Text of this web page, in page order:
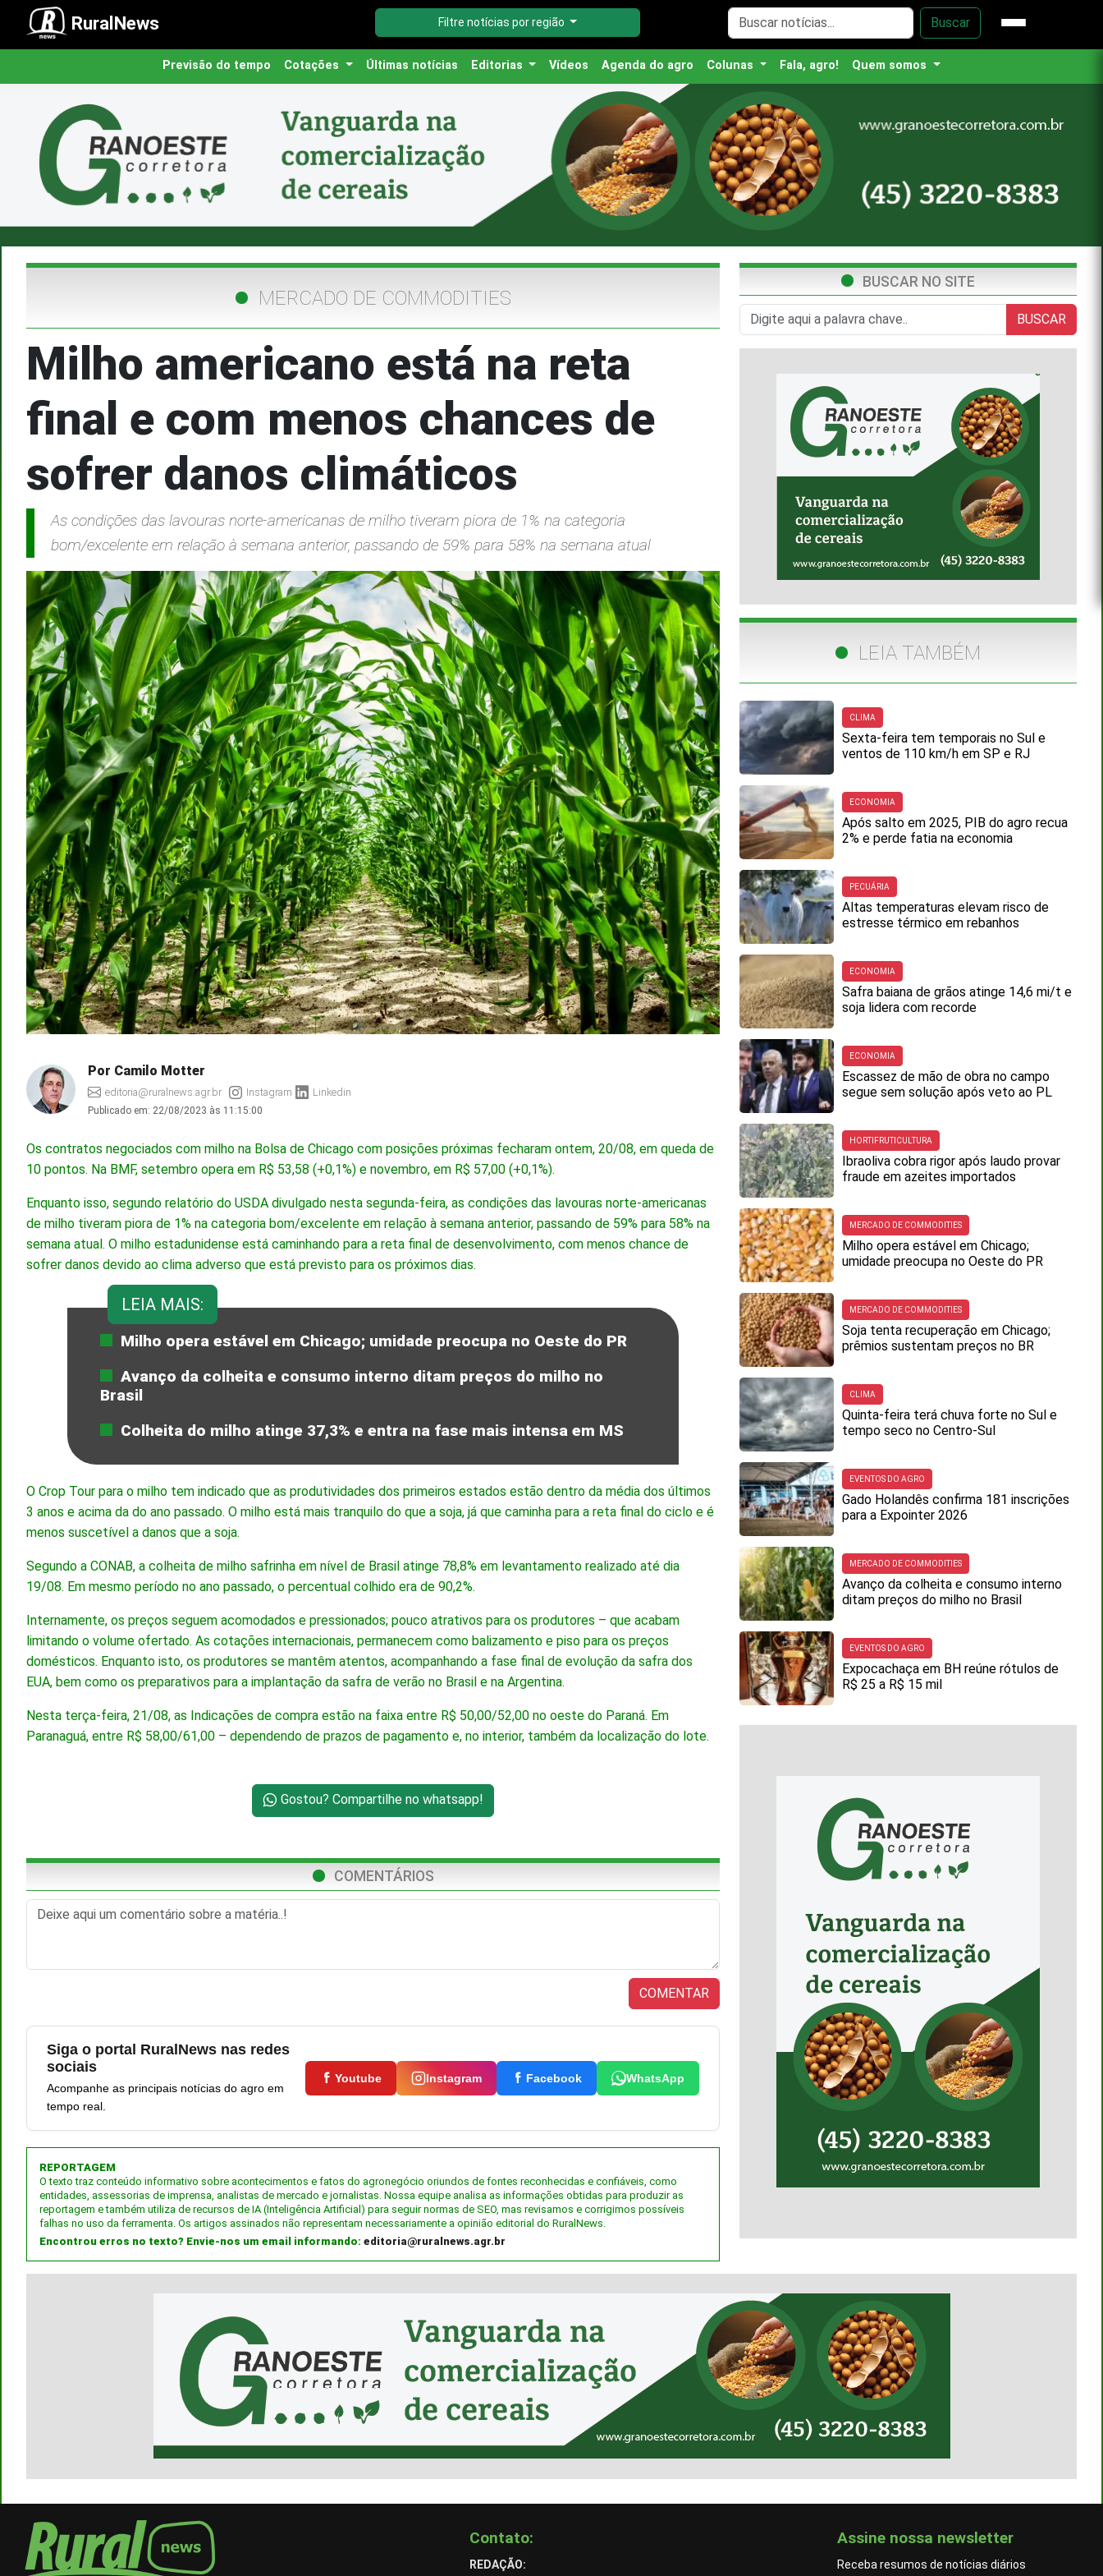
RuralNews Filtre notícias por região Buscar
Previsão do tempo Cotações Últimas notícias Editorias Vídeos Agenda do agro Colunas Fala, agro! Quem somos
MERCADO DE COMMODITIES
Milho americano está na reta
final e com menos chances de
sofrer danos climáticos
As condições das lavouras norte-americanas de milho tiveram piora de 1% na categoria
bom/excelente em relação à semana anterior, passando de 59% para 58% na semana atual
Por Camilo Motter
editoria@ruralnews.agr.br Instagram Linkedin
Publicado em: 22/08/2023 às 11:15:00
Os contratos negociados com milho na Bolsa de Chicago com posições próximas fecharam ontem, 20/08, em queda de
10 pontos. Na BMF, setembro opera em R$ 53,58 (+0,1%) e novembro, em R$ 57,00 (+0,1%).
Enquanto isso, segundo relatório do USDA divulgado nesta segunda-feira, as condições das lavouras norte-americanas
de milho tiveram piora de 1% na categoria bom/excelente em relação à semana anterior, passando de 59% para 58% na
semana atual. O milho estadunidense está caminhando para a reta final de desenvolvimento, com menos chance de
sofrer danos devido ao clima adverso que está previsto para os próximos dias.
LEIA MAIS:
Milho opera estável em Chicago; umidade preocupa no Oeste do PR
Avanço da colheita e consumo interno ditam preços do milho no
Brasil
Colheita do milho atinge 37,3% e entra na fase mais intensa em MS
O Crop Tour para o milho tem indicado que as produtividades dos primeiros estados estão dentro da média dos últimos
3 anos e acima da do ano passado. O milho está mais tranquilo do que a soja, já que caminha para a reta final do ciclo e é
menos suscetível a danos que a soja.
Segundo a CONAB, a colheita de milho safrinha em nível de Brasil atinge 78,8% em levantamento realizado até dia
19/08. Em mesmo período no ano passado, o percentual colhido era de 90,2%.
Internamente, os preços seguem acomodados e pressionados; pouco atrativos para os produtores – que acabam
limitando o volume ofertado. As cotações internacionais, permanecem como balizamento e piso para os preços
domésticos. Enquanto isto, os produtores se mantêm atentos, acompanhando a fase final de evolução da safra dos
EUA, bem como os preparativos para a implantação da safra de verão no Brasil e na Argentina.
Nesta terça-feira, 21/08, as Indicações de compra estão na faixa entre R$ 50,00/52,00 no oeste do Paraná. Em
Paranaguá, entre R$ 58,00/61,00 – dependendo de prazos de pagamento e, no interior, também da localização do lote.
Gostou? Compartilhe no whatsapp!
COMENTÁRIOS
COMENTAR
Siga o portal RuralNews nas redes
sociais
Acompanhe as principais notícias do agro em
tempo real.
Youtube Instagram Facebook WhatsApp
REPORTAGEM
O texto traz conteúdo informativo sobre acontecimentos e fatos do agronegócio oriundos de fontes reconhecidas e confiáveis, como
entidades, assessorias de imprensa, analistas de mercado e jornalistas. Nossa equipe analisa as informações obtidas para produzir as
reportagem e também utiliza de recursos de IA (Inteligência Artificial) para seguir normas de SEO, mas revisamos e corrigimos possíveis
falhas no uso da ferramenta. Os artigos assinados não representam necessariamente a opinião editorial do RuralNews.
Encontrou erros no texto? Envie-nos um email informando: editoria@ruralnews.agr.br
BUSCAR NO SITE
BUSCAR
LEIA TAMBÉM
CLIMA
Sexta-feira tem temporais no Sul e
ventos de 110 km/h em SP e RJ
ECONOMIA
Após salto em 2025, PIB do agro recua
2% e perde fatia na economia
PECUÁRIA
Altas temperaturas elevam risco de
estresse térmico em rebanhos
ECONOMIA
Safra baiana de grãos atinge 14,6 mi/t e
soja lidera com recorde
ECONOMIA
Escassez de mão de obra no campo
segue sem solução após veto ao PL
HORTIFRUTICULTURA
Ibraoliva cobra rigor após laudo provar
fraude em azeites importados
MERCADO DE COMMODITIES
Milho opera estável em Chicago;
umidade preocupa no Oeste do PR
MERCADO DE COMMODITIES
Soja tenta recuperação em Chicago;
prêmios sustentam preços no BR
CLIMA
Quinta-feira terá chuva forte no Sul e
tempo seco no Centro-Sul
EVENTOS DO AGRO
Gado Holandês confirma 181 inscrições
para a Expointer 2026
MERCADO DE COMMODITIES
Avanço da colheita e consumo interno
ditam preços do milho no Brasil
EVENTOS DO AGRO
Expocachaça em BH reúne rótulos de
R$ 25 a R$ 15 mil
Contato:
REDAÇÃO:
Assine nossa newsletter
Receba resumos de notícias diários